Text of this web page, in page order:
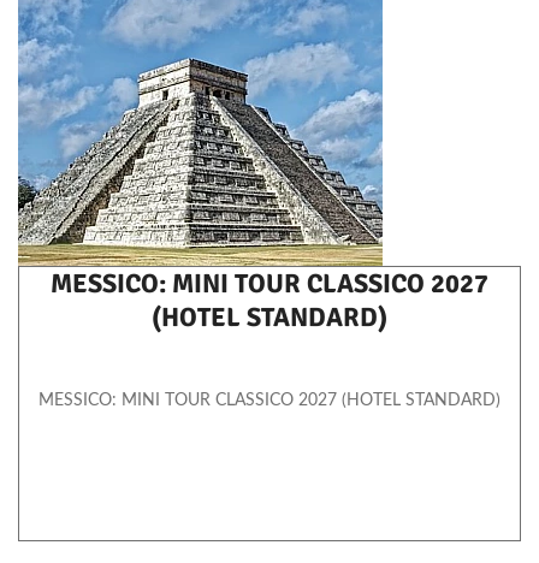
MESSICO: MINI TOUR CLASSICO 2027
(HOTEL STANDARD)
MESSICO: MINI TOUR CLASSICO 2027 (HOTEL STANDARD)